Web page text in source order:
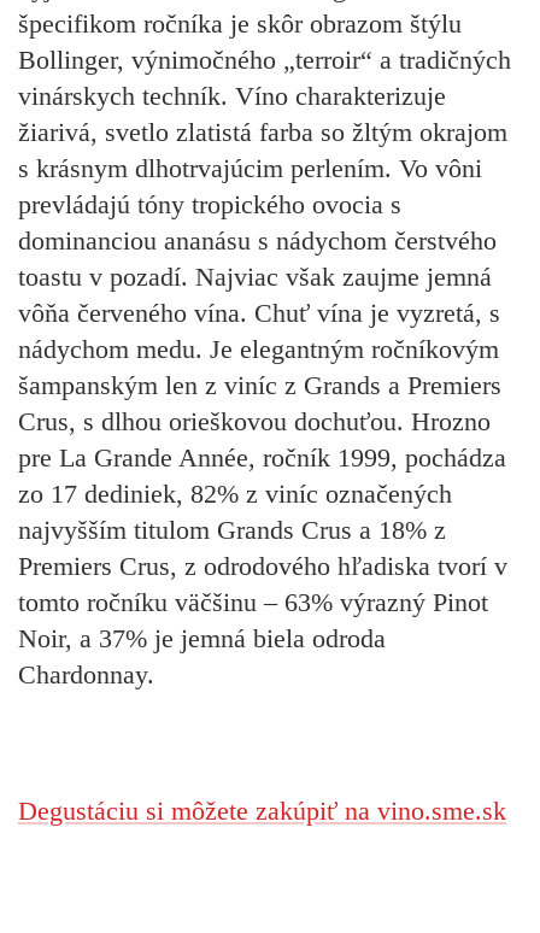
špecifikom ročníka je skôr obrazom štýlu
Bollinger, výnimočného „terroir“ a tradičných
vinárskych techník. Víno charakterizuje
žiarivá, svetlo zlatistá farba so žltým okrajom
s krásnym dlhotrvajúcim perlením. Vo vôni
prevládajú tóny tropického ovocia s
dominanciou ananásu s nádychom čerstvého
toastu v pozadí. Najviac však zaujme jemná
vôňa červeného vína. Chuť vína je vyzretá, s
nádychom medu. Je elegantným ročníkovým
šampanským len z viníc z Grands a Premiers
Crus, s dlhou orieškovou dochuťou. Hrozno
pre La Grande Année, ročník 1999, pochádza
zo 17 dediniek, 82% z viníc označených
najvyšším titulom Grands Crus a 18% z
Premiers Crus, z odrodového hľadiska tvorí v
tomto ročníku väčšinu – 63% výrazný Pinot
Noir, a 37% je jemná biela odroda
Chardonnay.
Degustáciu si môžete zakúpiť na vino.sme.sk